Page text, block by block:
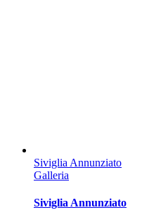
Siviglia Annunziato
Galleria
Siviglia Annunziato